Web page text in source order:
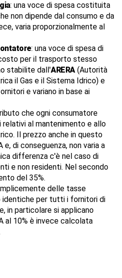
: una voce di spesa costituita
non dipende dal consumo e da
varia proporzionalmente al
: una voce di spesa di
per il trasporto stesso
stabilite dall'ARERA(Autorità
il Gas e il Sistema Idrico) e
e variano in base ai
che ogni consumatore
al mantenimento e allo
Il prezzo anche in questo
di conseguenza, non varia a
differenza c'è nel caso di
e non residenti. Nel secondo
del 35%.
delle tasse
per tutti i fornitori di
in particolare si applicano
al 10% è invece calcolata